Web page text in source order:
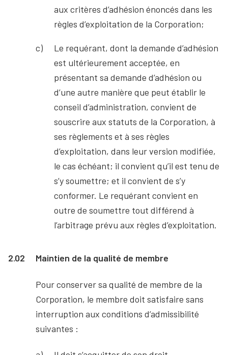
aux critères d’adhésion énoncés dans les
règles d’exploitation de la Corporation;
Le requérant, dont la demande d’adhésion
est ultérieurement acceptée, en
présentant sa demande d’adhésion ou
d’une autre manière que peut établir le
conseil d’administration, convient de
souscrire aux statuts de la Corporation, à
ses règlements et à ses règles
d’exploitation, dans leur version modifiée,
le cas échéant; il convient qu’il est tenu de
s’y soumettre; et il convient de s’y
conformer. Le requérant convient en
outre de soumettre tout différend à
l’arbitrage prévu aux règles d’exploitation.
2.02 Maintien de la qualité de membre
Pour conserver sa qualité de membre de la
Corporation, le membre doit satisfaire sans
interruption aux conditions d’admissibilité
suivantes :